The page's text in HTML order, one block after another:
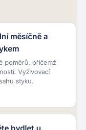
měsíčně a
poměrů, přičemž
Vyživovací
styku.
bydlet u